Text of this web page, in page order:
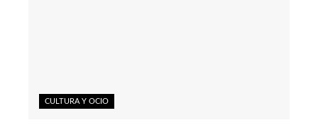
CULTURA Y OCIO